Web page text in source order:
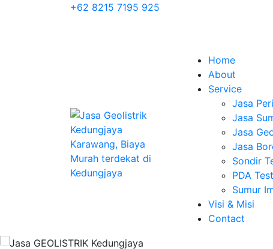
+62 8215 7195 925
Home
About
Service
Jasa
Jasa
Jasa
Jasa
Sondir
PDA Test
Sumur
Visi & Misi
Contact